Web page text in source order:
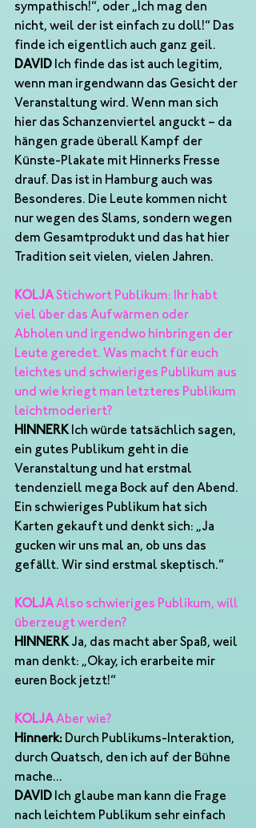
sympathisch!“, oder „Ich mag den
nicht, weil der ist einfach zu doll!“ Das
finde ich eigentlich auch ganz geil.
DAVID Ich finde das ist auch legitim,
wenn man irgendwann das Gesicht der
Veranstaltung wird. Wenn man sich
hier das Schanzenviertel anguckt – da
hängen grade überall Kampf der
Künste-Plakate mit Hinnerks Fresse
drauf. Das ist in Hamburg auch was
Besonderes. Die Leute kommen nicht
nur wegen des Slams, sondern wegen
dem Gesamtprodukt und das hat hier
Tradition seit vielen, vielen Jahren.
KOLJA Stichwort Publikum: Ihr habt
viel über das Aufwärmen oder
Abholen und irgendwo hinbringen der
Leute geredet. Was macht für euch
leichtes und schwieriges Publikum aus
und wie kriegt man letzteres Publikum
leichtmoderiert?
HINNERK Ich würde tatsächlich sagen,
ein gutes Publikum geht in die
Veranstaltung und hat erstmal
tendenziell mega Bock auf den Abend.
Ein schwieriges Publikum hat sich
Karten gekauft und denkt sich: „Ja
gucken wir uns mal an, ob uns das
gefällt. Wir sind erstmal skeptisch.“
KOLJA Also schwieriges Publikum, will
überzeugt werden?
HINNERK Ja, das macht aber Spaß, weil
man denkt: „Okay, ich erarbeite mir
euren Bock jetzt!“
KOLJA Aber wie?
Hinnerk: Durch Publikums-Interaktion,
durch Quatsch, den ich auf der Bühne
mache...
DAVID Ich glaube man kann die Frage
nach leichtem Publikum sehr einfach